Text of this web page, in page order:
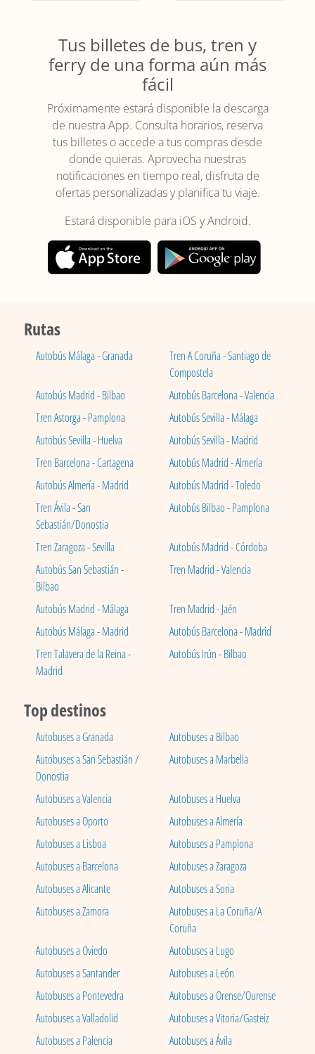
Tus billetes de bus, tren y
ferry de una forma aún más
fácil
Próximamente estará disponible la descarga
de nuestra App. Consulta horarios, reserva
tus billetes o accede a tus compras desde
donde quieras. Aprovecha nuestras
notificaciones en tiempo real, disfruta de
ofertas personalizadas y planifica tu viaje.
Estará disponible para iOS y Android.
Rutas
Autobús Málaga - Granada
Tren A Coruña - Santiago de
Compostela
Autobús Madrid - Bilbao
Autobús Barcelona - Valencia
Tren Astorga - Pamplona
Autobús Sevilla - Málaga
Autobús Sevilla - Huelva
Autobús Sevilla - Madrid
Tren Barcelona - Cartagena
Autobús Madrid - Almería
Autobús Almería - Madrid
Autobús Madrid - Toledo
Tren Ávila - San
Sebastián/Donostia
Autobús Bilbao - Pamplona
Tren Zaragoza - Sevilla
Autobús Madrid - Córdoba
Autobús San Sebastián -
Bilbao
Tren Madrid - Valencia
Autobús Madrid - Málaga
Tren Madrid - Jaén
Autobús Málaga - Madrid
Autobús Barcelona - Madrid
Tren Talavera de la Reina -
Madrid
Autobús Irún - Bilbao
Top destinos
Autobuses a Granada
Autobuses a Bilbao
Autobuses a San Sebastián /
Donostia
Autobuses a Marbella
Autobuses a Valencia
Autobuses a Huelva
Autobuses a Oporto
Autobuses a Almería
Autobuses a Lisboa
Autobuses a Pamplona
Autobuses a Barcelona
Autobuses a Zaragoza
Autobuses a Alicante
Autobuses a Soria
Autobuses a Zamora
Autobuses a La Coruña/A
Coruña
Autobuses a Oviedo
Autobuses a Lugo
Autobuses a Santander
Autobuses a León
Autobuses a Pontevedra
Autobuses a Orense/Ourense
Autobuses a Valladolid
Autobuses a Vitoria/Gasteiz
Autobuses a Palencia
Autobuses a Ávila